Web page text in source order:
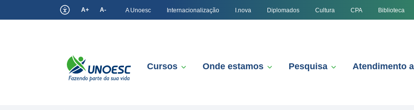
A+ A- A Unoesc Internacionalização I.nova Diplomados Cultura CPA Biblioteca
Cursos Onde estamos Pesquisa Atendimento